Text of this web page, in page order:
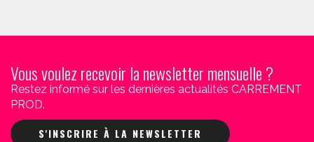
Vous voulez recevoir la newsletter mensuelle ?
Restez informé sur les dernières actualités CARREMENT
PROD.
S'INSCRIRE À LA NEWSLETTER